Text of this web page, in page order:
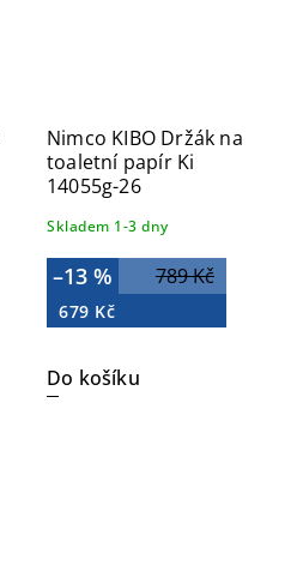
Nimco KIBO Držák na
toaletní papír Ki
14055g-26
Skladem 1-3 dny
789 Kč
–13 %
679 Kč
Do košíku